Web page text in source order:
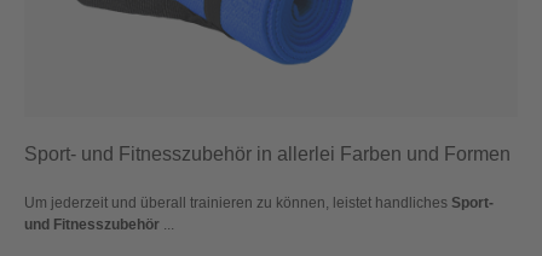
Sport- und Fitnesszubehör in allerlei Farben und Formen
Um jederzeit und überall trainieren zu können, leistet handliches Sport-
und Fitnesszubehör